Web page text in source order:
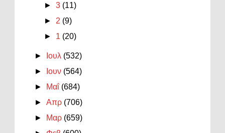
►3 (11)
► 2 (9)
► 1 (20)
► Ιουλ (532)
►
Ιουν (564)
►
Μαΐ (684)
►Απρ (706)
►
Μαρ (659)